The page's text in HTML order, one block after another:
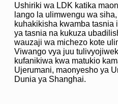
Ushiriki wa LDK katika
lango la ulimwengu wa
kuhakikisha kwamba tasnia
ya tasnia na kukuza
wauzaji wa michezo kote
Viwango vya juu
kufanikiwa kwa matukio
Ujerumani, maonyesho ya
Dunia ya Shanghai.